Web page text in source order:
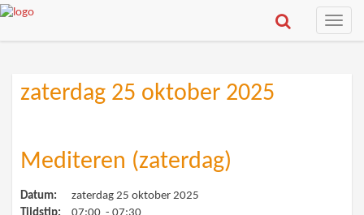
Toggle
zaterdag 25 oktober 2025
Mediteren (zaterdag)
Datum:
zaterdag 25 oktober 2025